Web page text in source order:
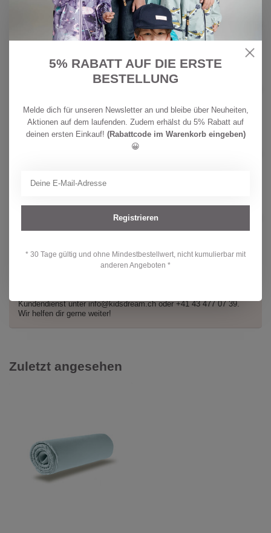
ZEWI BÉBÉ-JOU
Zewi bébé-jou Medilind
Wasserdichte Betteinlage
Auf Lager
CHF
15,90
ZEWI BÉBÉ-JOU
Zewi bébé-jou eskimo Summer
ZEWI BÉBÉ-JOU
Zewi bébé-jou Fixleintuch Jersey
Zewi bébé-jou Fixleintuch Jersey
Nicht auf Lager
Kundendienst unterinfo@kidsdream.choder +41 43 477 07 39.
Wir helfen dir gerne weiter!
Zuletzt angesehen
5% RABATT AUF DIE ERSTE
BESTELLUNG
Melde dich für unseren Newsletter an und bleibe über Neuheiten,
Aktionen auf dem laufenden. Zudem erhälst du 5% Rabatt auf
deinen ersten Einkauf! (Rabattcode im Warenkorb eingeben)
😀
Registrieren
* 30 Tage gültig und ohne Mindestbestellwert, nicht kumulierbar mit
anderen Angeboten *